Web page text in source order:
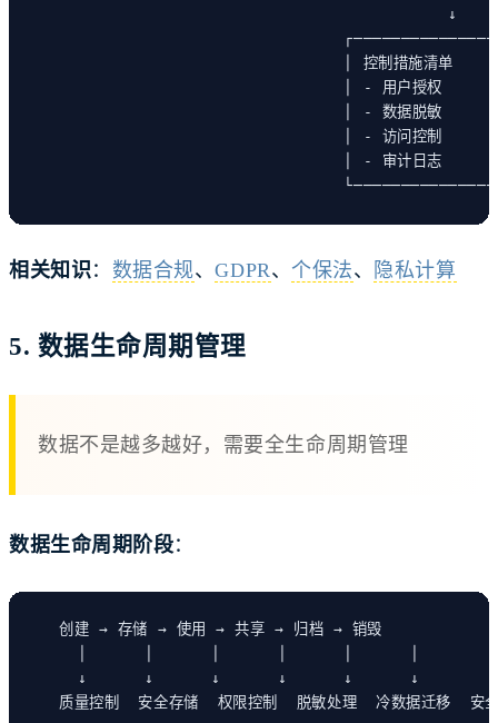
↓
│ 控制措施清单
│ - 用户授权
│ - 数据脱敏
│ - 访问控制
│ - 审计日志
相关知识： 数据合规、GDPR、 个保法、 隐私计算
5. 数据生命周期管理
数据不是越多越好，需要全生命周期管理
数据生命周期阶段：
创建 → 存储 → 使用 → 共享 → 归档 → 销毁
↓      ↓      ↓      ↓      ↓      ↓
质量控制  安全存储  权限控制  脱敏处理  冷数据迁移  安